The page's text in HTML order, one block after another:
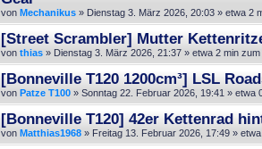
von Mechanikus » Dienstag 3. März 2026, 20:03 » etwa 2
[Street Scrambler] Mutter
von thias » Dienstag 3. März 2026, 21:37 » etwa 2 min
[Bonneville T120 1200cm³] LSL
von Patze T100 » Sonntag 22. Februar 2026, 19:41 » etwa
[Bonneville T120] 42er Kettenrad
von Matthias1968 » Freitag 13. Februar 2026, 17:49 »